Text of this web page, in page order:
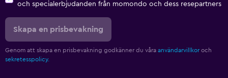
och specialerbjudanden från momondo och dess resepartners
Skapa en prisbevakning
Genom att skapa en prisbevakning godkänner du våra användarvillkor och
sekretesspolicy.